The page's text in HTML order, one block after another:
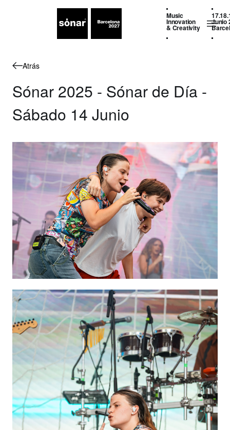
Music
Innovation
& Creativity
Junio
Atrás
Sónar 2025 - Sónar de Día -
Sábado 14 Junio